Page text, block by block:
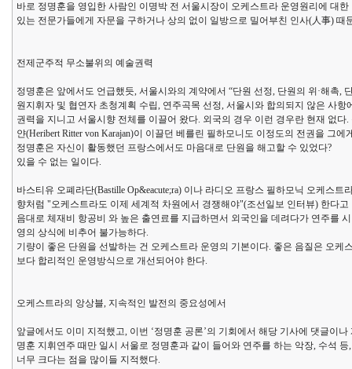
바로 정명훈을 영입한 사람인 이명박 전 서울시장이 오케스트라 운영원리에 대
있는 전문가들에게 자문을 구하거나 상의 없이 일방으로 밀어부친 인사(人事) 때
전제군주적 무소불위의 예술권력
정명훈은 앞에서도 언급했듯, 서울시와의 계약에서 “단원 선정, 단원의 위·해촉
원지휘자 및 협연자 초청계획 수립, 연주곡목 선정, 서울시와 합의되지 않은 사
권력을 지니고 서울시향 전체를 이끌어 왔다. 외국의 경우 이런 경우란 현재 없
얀(Heribert Ritter von Karajan)이 이끌던 베를린 필하모니도 이정도의 전권을 그
정명훈은 자신이 활동했던 프랑스에서도 마음대로 단원을 해고할 수 있었다?
있을 수 없는 일이다.
바스티유 오폐라단(Bastille Op&eacute;ra) 이나 라디오 프랑스 필하모닉 오케스트
향처럼 "오케스트라도 이제 세계적 차원에서 경쟁해야"(조선일보 인터뷰) 한다
음대로 체재비 항공비 와 높은 출연료를 지급하면서 외국인을 데려다가 연주를
영의 상식에 비추어 불가능하다.
기량이 좋은 단원을 선발하는 건 오케스트라 운영의 기본이다. 좋은 음질은 오
보다 합리적인 운영방식으로 개선되어야 한다.
오케스트라의 앙상블, 지속적인 발전의 중요성에서
앞글에서도 이미 지적했고, 이번 ‘정명훈 공론’의 기회에서 해당 기사에 댓글이
명훈 지휘연주 때만 일시 서울로 정명훈과 같이 들어와 연주를 하는 악장, 수석
너무 크다는 점을 많이들 지적했다.